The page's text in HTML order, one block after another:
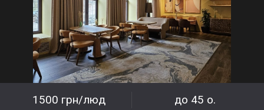
1500 грн/люд до 45 о.